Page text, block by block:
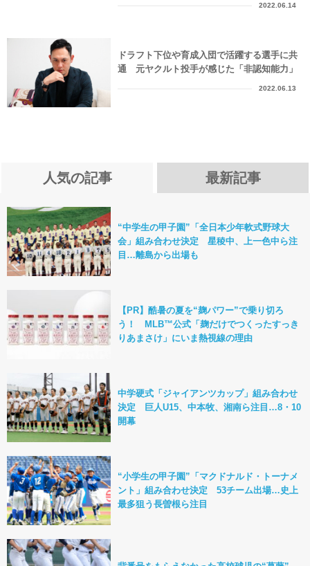
2022.06.14
ドラフト下位や育成入団で活躍する選手に共
通 元ヤクルト投手が感じた「非認知能力」
2022.06.13
人気の記事 最新記事
“中学生の甲子園”「全日本少年軟式野球大
会」組み合わせ決定 星稜中、上一色中ら注
目…離島から出場も
【PR】酷暑の夏を“麹パワー”で乗り切ろ
う！ MLB™公式「麹だけでつくったすっき
りあまさけ」にいま熱視線の理由
中学硬式「ジャイアンツカップ」組み合わせ
決定 巨人U15、中本牧、湘南ら注目…8・10
開幕
“小学生の甲子園”「マクドナルド・トーナメ
ント」組み合わせ決定 53チーム出場…史上
最多狙う長曽根ら注目